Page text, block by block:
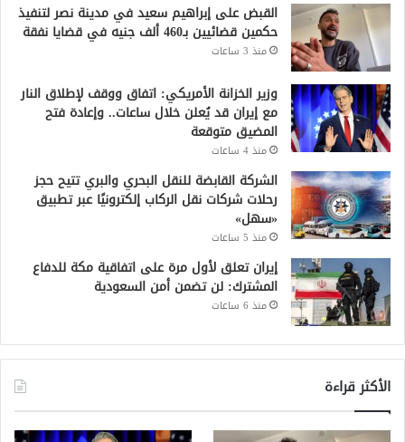
القبض على إبراهيم سعيد في مدينة نصر لتنفيذ
حكمين قضائيين بـ460 ألف جنيه في قضايا نفقة
منذ 3 ساعات
وزير الخزانة الأمريكي: اتفاق ووقف لإطلاق النار
مع إيران قد يُعلن خلال ساعات.. وإعادة فتح
المضيق متوقعة
منذ 4 ساعات
الشركة القابضة للنقل البحري والبري تتيح حجز
رحلات شركات نقل الركاب إلكترونيًا عبر تطبيق
«سهل»
منذ 5 ساعات
إيران تعلق لأول مرة على اتفاقية مكة للدفاع
المشترك: لن تضمن أمن السعودية
منذ 6 ساعات
الأكثر قراءة